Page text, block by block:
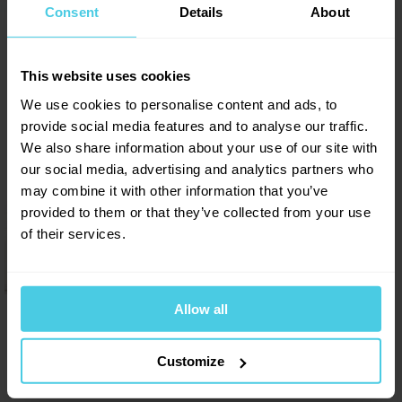
Consent Details About
This website uses cookies
We use cookies to personalise content and ads, to
provide social media features and to analyse our traffic.
We also share information about your use of our site with
our social media, advertising and analytics partners who
may combine it with other information that you’ve
provided to them or that they’ve collected from your use
of their services.
Allow all
Customize
4.7
31hodnocení
27x
2x
1x
0x
1x
1. 12. 2025
Milan
18. 6. 2025
Kuchta
Dobrý den Datum expirace u této Kávy ? ????
Hezký den, nyní máme skladem více možných
expirací, a to: 2027-04-01, 2027-02-18,
2027-01-21 a 2027-03-14.
📧Provoňte si e-mailovou
schránku kávou
Aromagazín vám pošleme jen, když bude o
čem psát.
Slibujeme na naše kafe.
Přihlásit se
Sleva 10 % na kávu
Aromaniac? Stačí vyplnit vaši e-mailovou
adresu a obratem vám zašleme slevový kupon...
Navíc vás budeme informovat o všech slevách a
novinkách na našem e-shopu!